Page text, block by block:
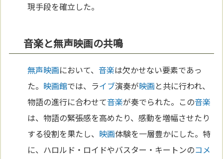
現手段を確立した。
音楽と無声映画の共鳴
無声映画において、音楽は欠かせない要素であっ
た。 映画館では、ライブ演奏が映画と共に行われ、
物語の進行に合わせて音楽が奏でられた。この音楽
は、物語の緊張感を高めたり、感動を増幅させたり
する役割を果たし、 映画体験を一層豊かにした。特
に、ハロルド・ロイドやバスター・キートンのコメ